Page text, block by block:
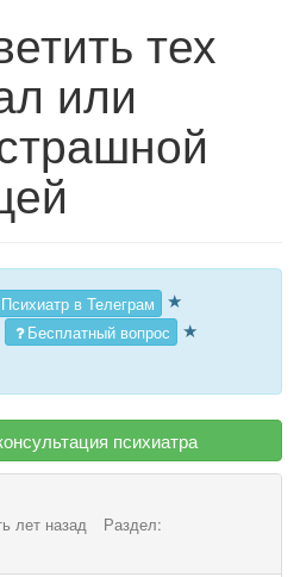
тех
или
Психиатр в Телеграм ★
Бесплатный вопрос ★
психиатра
лет назад Раздел: